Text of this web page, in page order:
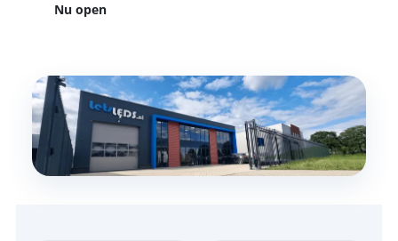
Nu open